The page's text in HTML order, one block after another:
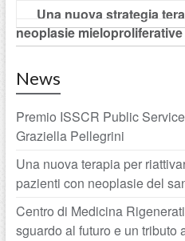
Una nuova strategia
neoplasie mieloproliferative
News
Premio ISSCR Public
Graziella Pellegrini
Una nuova terapia per
pazienti con neoplasie del
Centro di Medicina
sguardo al futuro e un tributo